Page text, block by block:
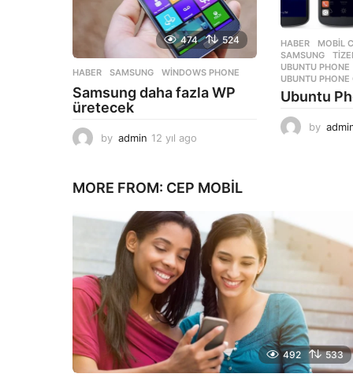
474 524
HABER SAMSUNG ,WINDOWS PHONE
Samsung daha fazla WP
üretecek
by admin 12 yıl ago
ı
g
o
HABER ,MOBIL
SAMSUNG
,
UBUNTU PHONE
UBUNTU PHONE
Ubuntu
by
MORE FROM: CEP MOBIL
492 533